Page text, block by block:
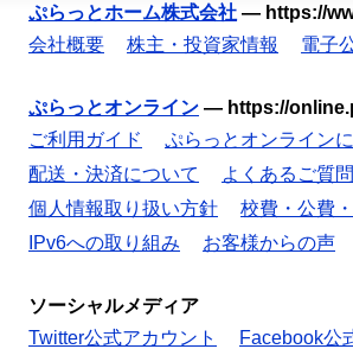
ぷらっとホーム株式会社 — https://
会社概要
株主・投資家情報 電子
ぷらっとオンライン — https://
ご利用ガイド
ぷらっとオンライン
配送・決済について
よくあるご質問
個人情報取り扱い方針
校費・公費
IPv6への取り組み
お客様からの声
ソーシャルメディア
Twitter公式アカウント
Facebook公